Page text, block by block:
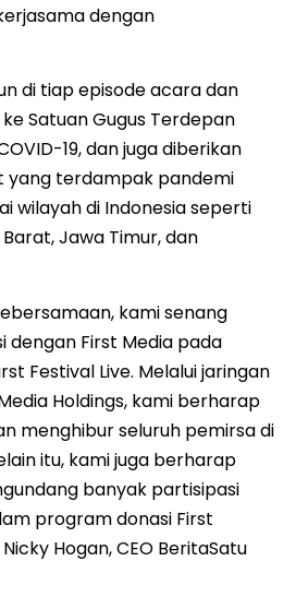
dengan
di tiap episode acara dan
Satuan Gugus Terdepan
19, dan juga diberikan
yang terdampak pandemi
wilayah di Indonesia seperti
Jawa Timur, dan
kami senang
First Media pada
Festival Live. Melalui jaringan
Holdings, kami berharap
menghibur seluruh pemirsa di
itu, kami juga berharap
banyak partisipasi
program donasi First
Hogan, CEO BeritaSatu